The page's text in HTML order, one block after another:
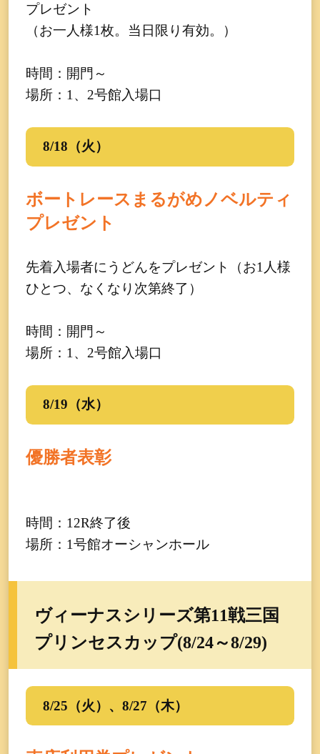
プレゼント
（お一人様1枚。当日限り有効。）
時間：開門～
場所：1、2号館入場口
8/18（火）
ボートレースまるがめノベルティ
プレゼント
先着入場者にうどんをプレゼント（お1人様
ひとつ、なくなり次第終了）
時間：開門～
場所：1、2号館入場口
8/19（水）
優勝者表彰
時間：12R終了後
場所：1号館オーシャンホール
ヴィーナスシリーズ第11戦三国
プリンセスカップ(8/24～8/29)
8/25（火）、8/27（木）